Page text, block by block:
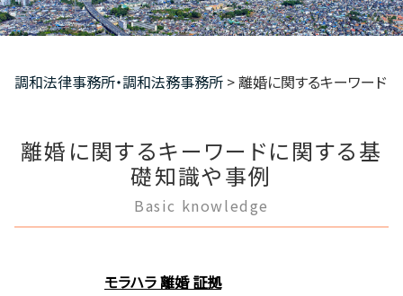
調和法律事務所・調和法務事務所 >離婚に関するキーワード
離婚に関するキーワードに関する基
礎知識や事例
Basic knowledge
モラハラ 離婚 証拠